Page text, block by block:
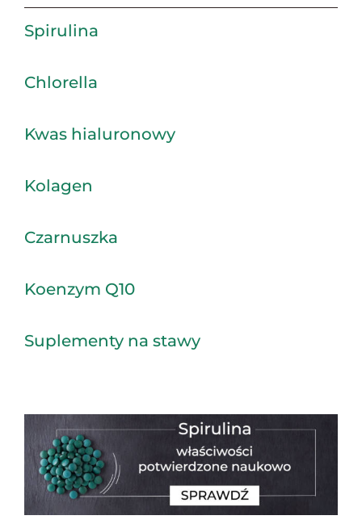
Spirulina
Chlorella
Kwas hialuronowy
Kolagen
Czarnuszka
Koenzym Q10
Suplementy na stawy